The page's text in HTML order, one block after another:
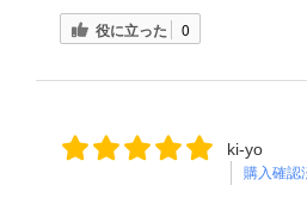
役に立った 0
ki-yo
購入確認